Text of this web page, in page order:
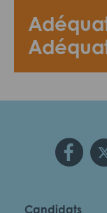
Candidats